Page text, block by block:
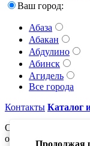
Ваш город:
Абаза
Абакан
Абдулино
Абинск
Агидель
Все города
Контакты Каталог
Оставьте свой
о новинках компании
Продолжая